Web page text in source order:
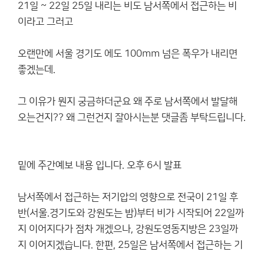
21일 ~ 22일 25일 내리는 비도 남서쪽에서 접근하는 비
이라고 그러고
오랜만에 서울 경기도 에도 100mm 넘은 폭우가 내리면
좋겠는데.
그 이유가 뭔지 궁금하더군요 왜 주로 남서쪽에서 발달해
오는건지?? 왜 그런건지 잘아시는분 댓글좀 부탁드립니다.
밑에 주간예보 내용 입니다. 오후 6시 발표
남서쪽에서 접근하는 저기압의 영향으로 전국이 21일 후
반(서울.경기도와 강원도는 밤)부터 비가 시작되어 22일까
지 이어지다가 점차 개겠으나, 강원도영동지방은 23일까
지 이어지겠습니다. 한편, 25일은 남서쪽에서 접근하는 기